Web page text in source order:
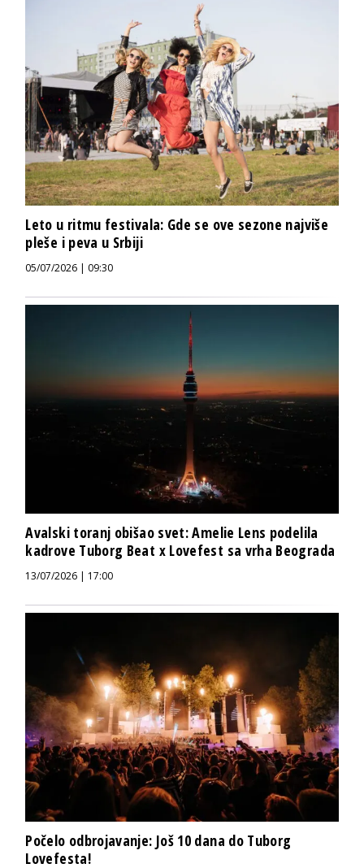
Leto u ritmu festivala: Gde se ove sezone najviše
pleše i peva u Srbiji
05/07/2026 | 09:30
Avalski toranj obišao svet: Amelie Lens podelila
kadrove Tuborg Beat x Lovefest sa vrha Beograda
13/07/2026 | 17:00
Počelo odbrojavanje: Još 10 dana do Tuborg
Lovefesta!